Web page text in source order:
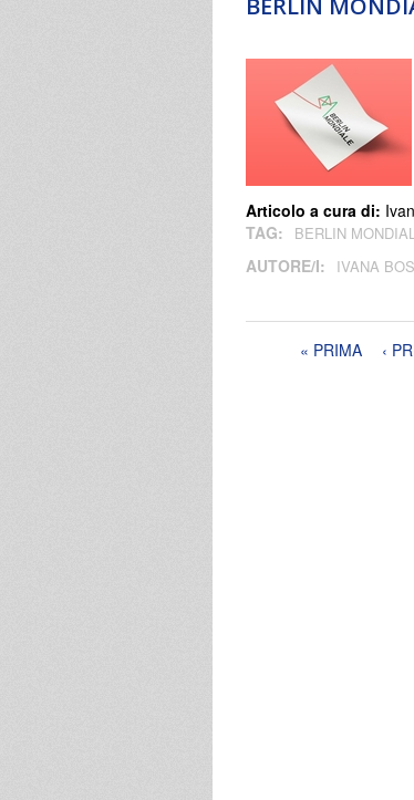
Articolo a cura di:
TAG:
BERLIN
AUTORE/I: IVANA
Pagine« PRIMA ‹